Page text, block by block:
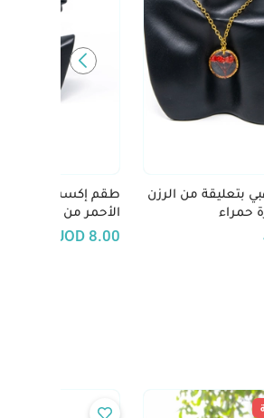
بتعليقة من الرزن
حمراء
طقم إكسسوار أنيق
الأحمر من الريزن و
سلسال و حلق
8.00
JOD